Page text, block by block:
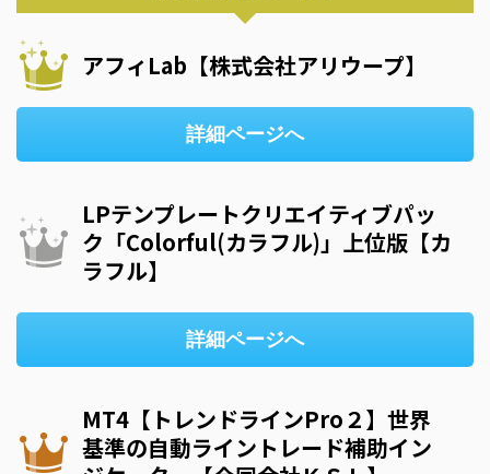
アフィLab【株式会社アリウープ】
詳細ページへ
LPテンプレートクリエイティブパッ
ク「Colorful(カラフル)」上位版【カ
ラフル】
詳細ページへ
MT4【トレンドラインPro２】世界
基準の自動ライントレード補助イン